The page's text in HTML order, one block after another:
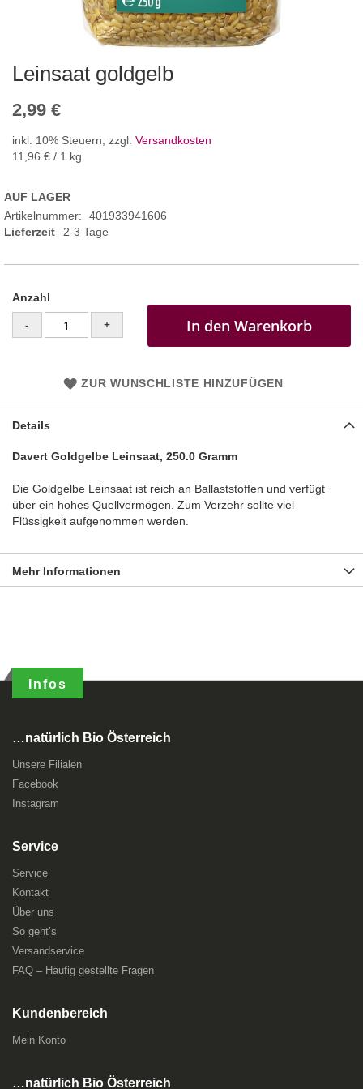
Leinsaat goldgelb
2,99 €
inkl. 10% Steuern, zzgl. Versandkosten
11,96 € / 1 kg
AUF LAGER
Artikelnummer
401933941606
Lieferzeit
2-3 Tage
Anzahl
- + In den Warenkorb
ZUR WUNSCHLISTE HINZUFÜGEN
Details
Davert Goldgelbe Leinsaat, 250.0 Gramm
Die Goldgelbe Leinsaat ist reich an Ballaststoffen und verfügt
über ein hohes Quellvermögen. Zum Verzehr sollte viel
Flüssigkeit aufgenommen werden.
Mehr Informationen
Infos
…natürlich Bio Österreich
Unsere Filialen
Facebook
Instagram
Service
Service
Kontakt
Über uns
So geht’s
Versandservice
FAQ – Häufig gestellte Fragen
Kundenbereich
Mein Konto
…natürlich Bio Österreich